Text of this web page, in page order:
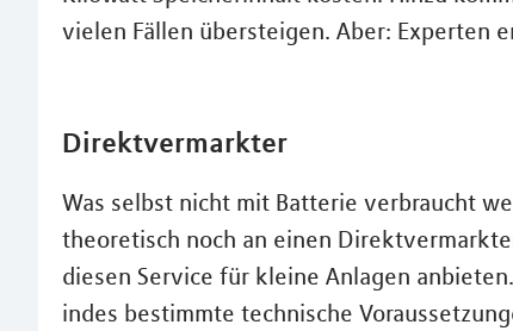
vielen Fällen übersteigen. Aber: Experten
Direktvermarkter
Was selbst nicht mit Batterie verbraucht
theoretisch noch an einen
diesen Service für kleine Anlagen
indes bestimmte technische